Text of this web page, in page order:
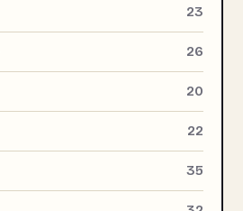
23
26
20
22
35